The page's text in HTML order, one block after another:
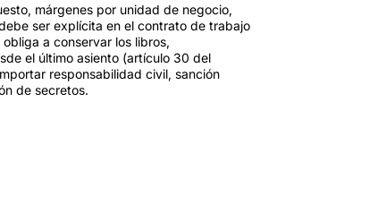
márgenes por unidad de negocio,
ser explícita en el contrato de trabajo
a conservar los libros,
el último asiento (artículo 30 del
responsabilidad civil, sanción
de secretos.